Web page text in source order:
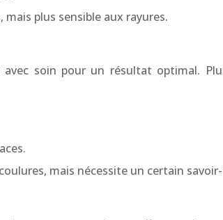
plus sensible aux rayures.
soin pour un résultat optimal.
mais nécessite un certain